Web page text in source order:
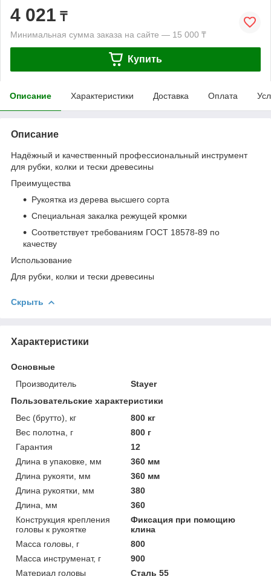
4 021 ₸
Минимальная сумма заказа на сайте — 15 000 ₸
Купить
Описание Характеристики Доставка Оплата
Описание
Надёжный и качественный профессиональный инструмент
для рубки, колки и тески древесины
Преимущества
Рукоятка из дерева высшего сорта
Специальная закалка режущей кромки
Соответствует требованиям ГОСТ 18578-89 по
качеству
Использование
Для рубки, колки и тески древесины
Скрыть
Характеристики
Основные
Производитель
Stayer
Пользовательские характеристики
Вес (брутто), кг
800 кг
Вес полотна, г
800 г
Гарантия
12
Длина в упаковке, мм
360 мм
Длина рукояти, мм
360 мм
Длина рукоятки, мм
380
Длина, мм
360
Конструкция крепления
головы к рукоятке
Фиксация при помощию
клина
Масса головы, г
800
Масса инструменат, г
900
Материал головы
Сталь 55